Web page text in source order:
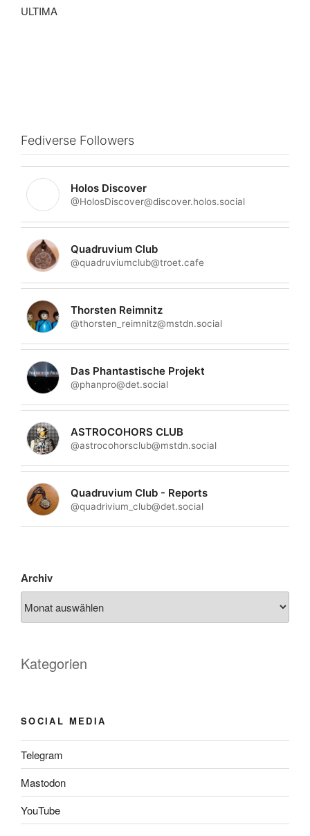
Fediverse Followers
Holos Discover
@HolosDiscover@discover.holos.social
Quadruvium Club
@quadruviumclub@troet.cafe
Thorsten Reimnitz
@thorsten_reimnitz@mstdn.social
Das Phantastische Projekt
@phanpro@det.social
ASTROCOHORS CLUB
@astrocohorsclub@mstdn.social
Quadruvium Club - Reports
@quadrivium_club@det.social
Archiv
Kategorien
SOCIAL MEDIA
Telegram
Mastodon
YouTube